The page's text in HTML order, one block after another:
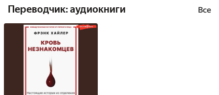
Переводчик: аудиокниги Все